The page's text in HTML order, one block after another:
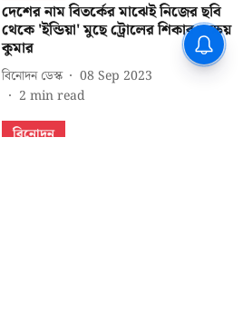
দেশের নাম বিতর্কের মাঝেই নিজের ছবি
থেকে 'ইন্ডিয়া' মুছে ট্রোলের শিকার অক্ষয়
কুমার
বিনোদন ডেস্ক
08 Sep 2023
2 min read
বিনোদন